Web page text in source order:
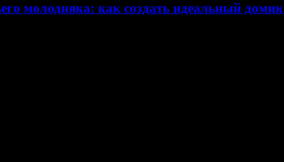
молодняка: как создать идеальный домик